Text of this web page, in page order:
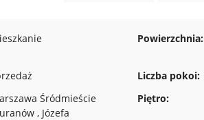
Powierzchnia:
Liczba pokoi:
Śródmieście
, Józefa
Piętro: